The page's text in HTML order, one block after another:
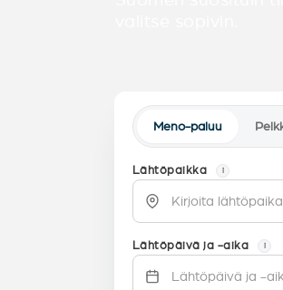
Meno-paluu
Lähtöpaikka i
Lähtöpäivä ja -aika i